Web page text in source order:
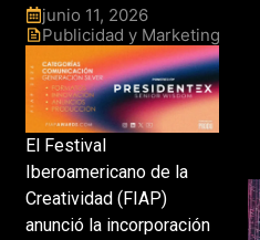
junio 11, 2026
Publicidad y Marketing
El Festival
Iberoamericano de la
Creatividad (FIAP)
anunció la incorporación